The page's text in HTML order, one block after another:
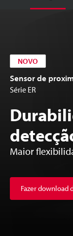
NOVO
Sensor de
Série ER
Maior
Fazer download